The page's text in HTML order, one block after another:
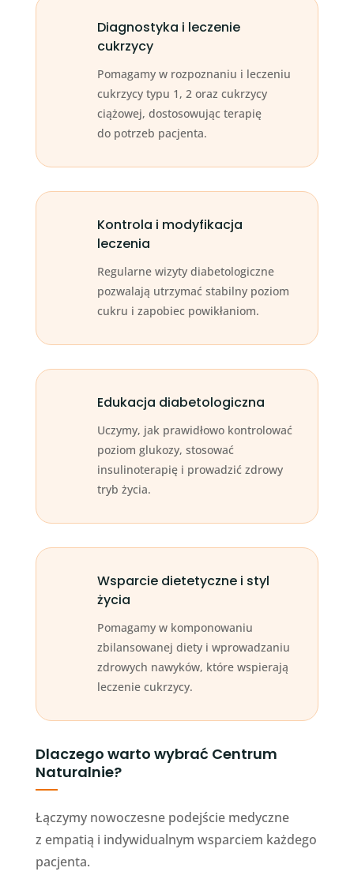
Diagnostyka i leczenie
cukrzycy
Pomagamy w rozpoznaniu i leczeniu
cukrzycy typu 1, 2 oraz cukrzycy
ciążowej, dostosowując terapię
do potrzeb pacjenta.
Kontrola i modyfikacja
leczenia
Regularne wizyty diabetologiczne
pozwalają utrzymać stabilny poziom
cukru i zapobiec powikłaniom.
Edukacja diabetologiczna
Uczymy, jak prawidłowo kontrolować
poziom glukozy, stosować
insulinoterapię i prowadzić zdrowy
tryb życia.
Wsparcie dietetyczne i styl
życia
Pomagamy w komponowaniu
zbilansowanej diety i wprowadzaniu
zdrowych nawyków, które wspierają
leczenie cukrzycy.
Dlaczego warto wybrać Centrum
Naturalnie?
Łączymy nowoczesne podejście medyczne
z empatią i indywidualnym wsparciem każdego
pacjenta.